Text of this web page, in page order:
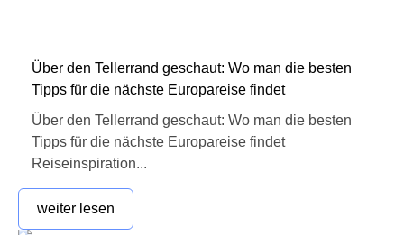
Über den Tellerrand geschaut: Wo man die besten
Tipps für die nächste Europareise findet
Über den Tellerrand geschaut: Wo man die besten
Tipps für die nächste Europareise findet
Reiseinspiration...
weiter lesen